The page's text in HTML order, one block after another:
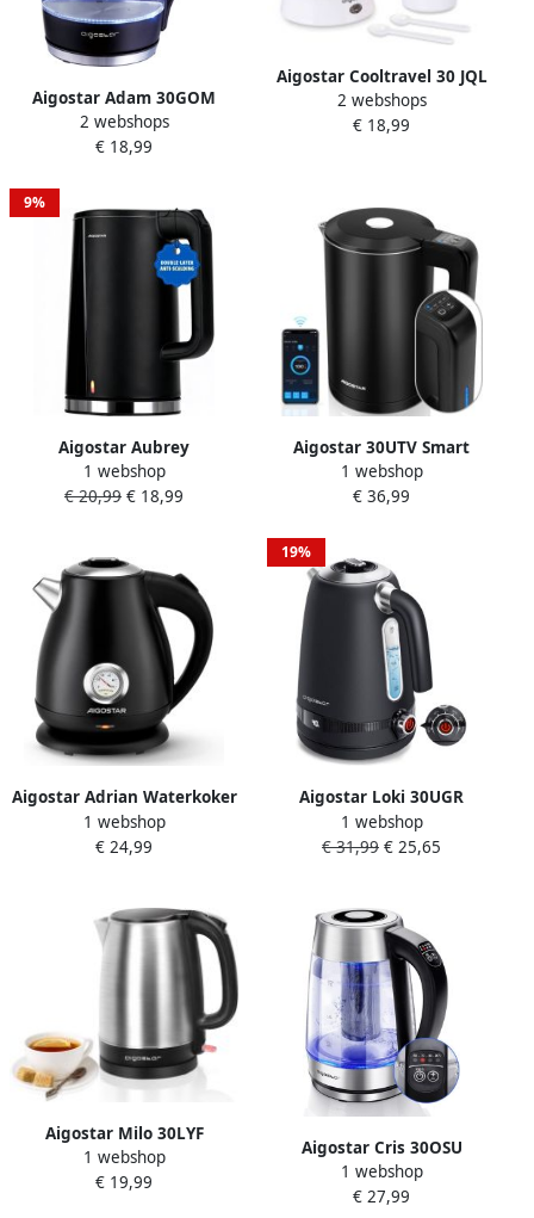
Aigostar Adam 30GOM
Glazen Waterkoker met Led
verlichting Zwart 2200W 1 7
2 webshops
€ 18,99
Aigostar Cooltravel 30 JQL
Reis Waterkoker Travel
waterkoker camping BPA
2 webshops
€ 18,99
9%
Aigostar Aubrey
Waterkoker Dubbelwandig
Double Walled Kettle 1 7
Retro 2200W Zwart RVS
1 webshop
€ 20,99 € 18,99
Aigostar 30UTV Smart
Waterkoker met
Temperatuurregeling
Warmhoudfunctie
Dubbelwandig Cool-touch
1.7L 2200W Zwart
1 webshop
€ 36,99
Aigostar Adrian Waterkoker
met Temperatuurmeter
Inhoud 1 7 liter Retro
1 webshop
€ 24,99
19%
Aigostar Loki 30UGR
Elektrische Waterkoker met
temperatuursregeling
Zwart
1 webshop
€ 31,99 € 25,65
Aigostar Milo 30LYF
Waterkoker Elektrisch RVS
Design 2200W 1.7 liter
1 webshop
€ 19,99
Aigostar Cris 30OSU
Waterkoker Glas Met
Temperatuurregeling en
1 webshop
€ 27,99